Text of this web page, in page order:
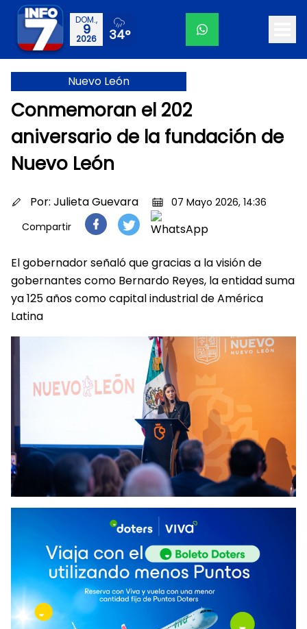
DOM.,
9
2026 34°
Nuevo León
Conmemoran el 202
aniversario de la fundación de
Nuevo León
Por: Julieta Guevara
07 Mayo 2026, 14:36
Compartir
El gobernador señaló que gracias a la visión de
gobernantes como Bernardo Reyes, la entidad suma
ya 125 años como capital industrial de América
Latina